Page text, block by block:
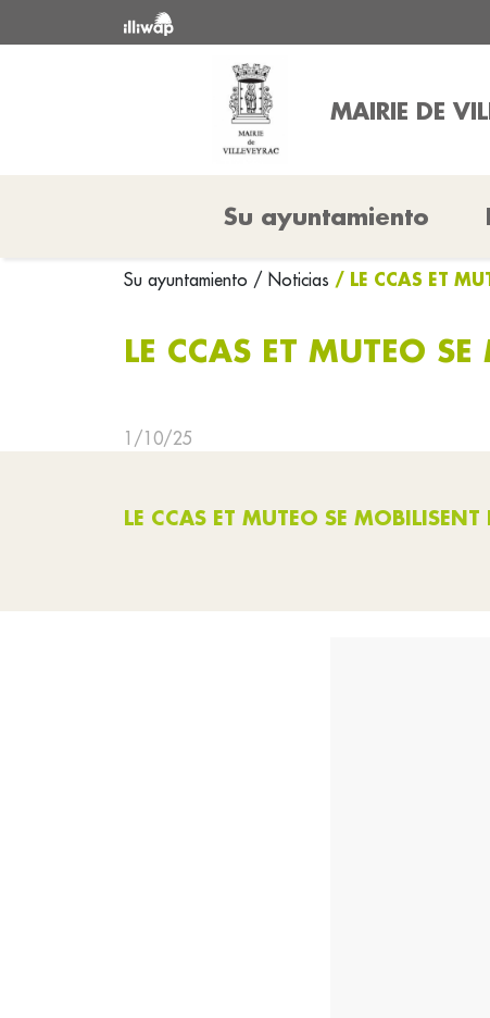
MAIRIE DE
Su ayuntamiento
Su ayuntamiento / Noticias / LE CCAS ET
LE CCAS ET MUTEO
1/10/25
LE CCAS ET MUTEO SE